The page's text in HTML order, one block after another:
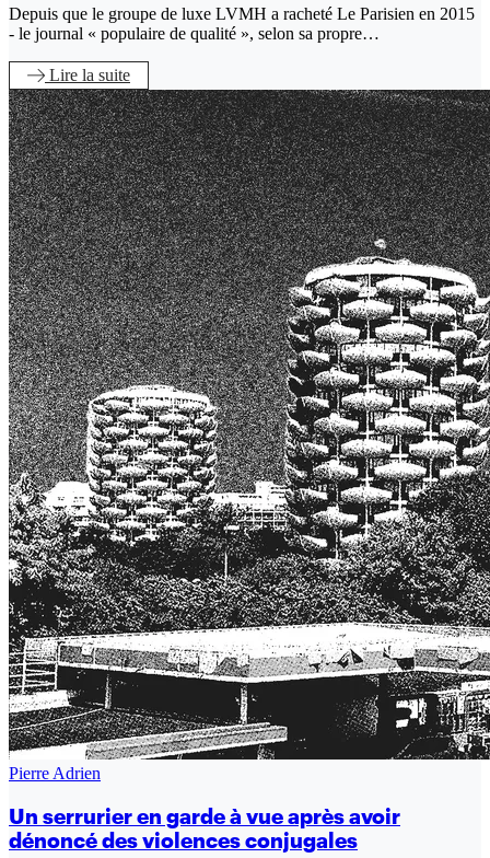
Depuis que le groupe de luxe LVMH a racheté Le Parisien en 2015
- le journal « populaire de qualité », selon sa propre…
Lire la suite
Pierre Adrien
Un serrurier en garde à vue après avoir
dénoncé des violences conjugales